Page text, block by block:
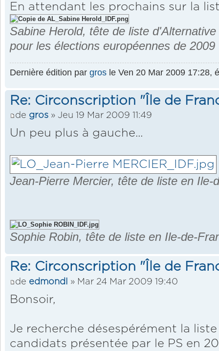
En attendant les prochains sur la
Sabine Herold, tête de liste
pour les élections européennes de 2009
Dernière édition par gros le Ven 20 Mar 2009 17:28,
Re: Circonscription "Île de
de gros » Jeu 19 Mar 2009 11:49
Un peu plus à gauche...
Jean-Pierre Mercier, tête de liste en
Sophie Robin, tête de liste en Ile-de-
Re: Circonscription "Île de
de edmondl » Mar 24 Mar 2009 19:40
Bonsoir,
Je recherche désespérément la
candidats présentée par le PS en